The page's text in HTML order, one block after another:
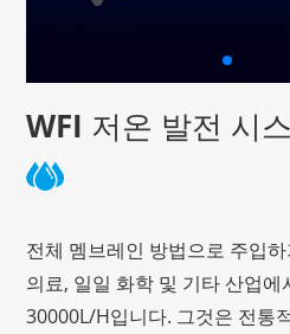
WFI 저온 발전 시
전체 멤브레인 방법으로 주입
의료, 일일 화학 및 기타 산업
30000L/H입니다. 그것은 전통